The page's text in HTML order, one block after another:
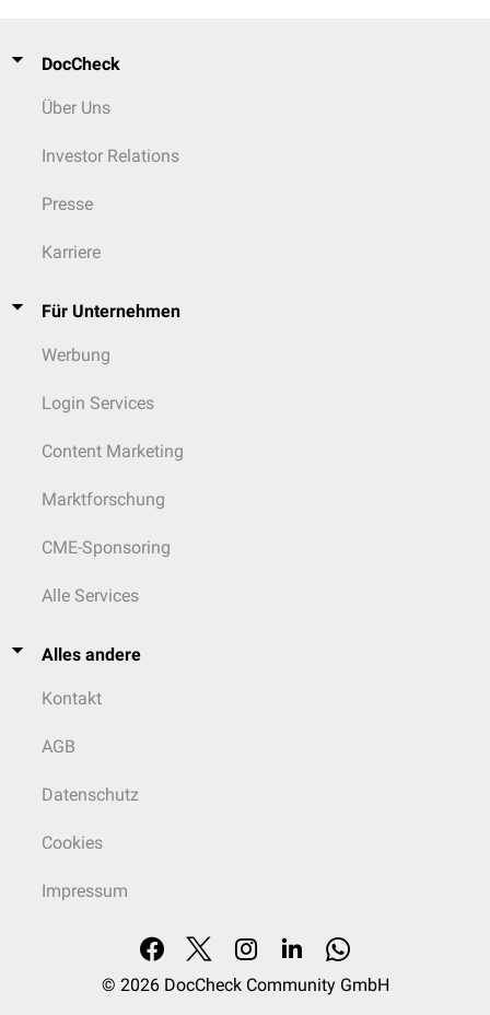
DocCheck
Über Uns
Investor Relations
Presse
Karriere
Für Unternehmen
Werbung
Login Services
Content Marketing
Marktforschung
CME-Sponsoring
Alle Services
Alles andere
Kontakt
AGB
Datenschutz
Cookies
Impressum
© 2026 DocCheck Community GmbH